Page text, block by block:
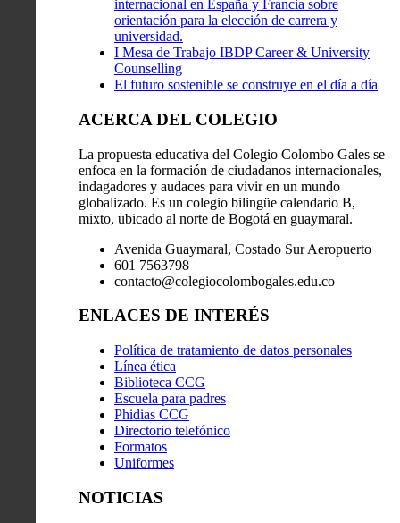
internacional en España y Francia sobre
orientación para la elección de carrera y
universidad.
I Mesa de Trabajo IBDP Career & University
Counselling
El futuro sostenible se construye en el día a día
ACERCA DEL COLEGIO
La propuesta educativa del Colegio Colombo Gales se
enfoca en la formación de ciudadanos internacionales,
indagadores y audaces para vivir en un mundo
globalizado. Es un colegio bilingüe calendario B,
mixto, ubicado al norte de Bogotá en guaymaral.
Avenida Guaymaral, Costado Sur Aeropuerto
601 7563798
contacto@colegiocolombogales.edu.co
ENLACES DE INTERÉS
Política de tratamiento de datos personales
Línea ética
Biblioteca CCG
Escuela para padres
Phidias CCG
Directorio telefónico
Formatos
Uniformes
NOTICIAS